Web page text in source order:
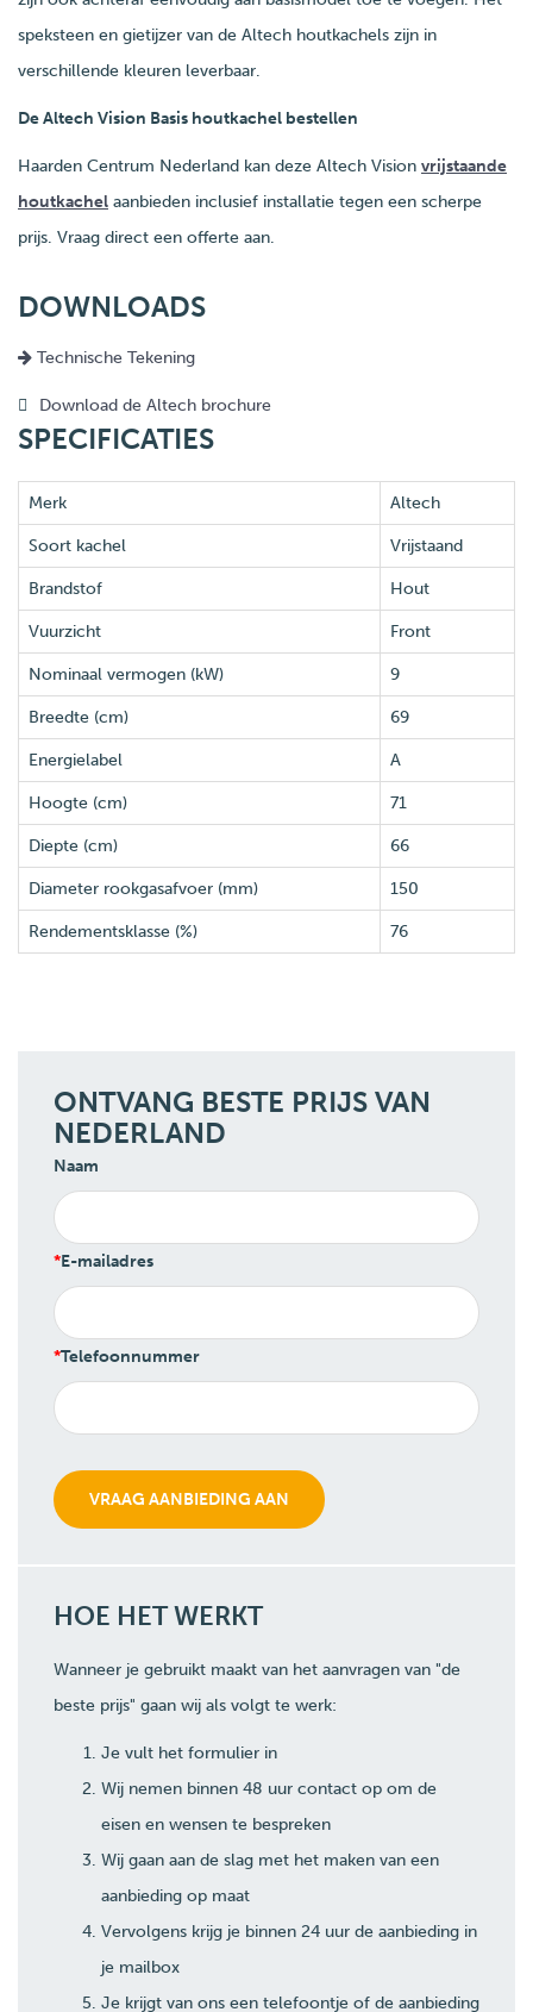
speksteen en gietijzer van de Altech houtkachels zijn in
verschillende kleuren leverbaar.
De Altech Vision Basis houtkachel bestellen
Haarden Centrum Nederland kan deze Altech Vision vrijstaande
houtkachel aanbieden inclusief installatie tegen een scherpe
prijs. Vraag direct een offerte aan.
DOWNLOADS
Technische Tekening
Download de Altech brochure
SPECIFICATIES
Merk Altech
Soort kachel Vrijstaand
Brandstof Hout
Vuurzicht Front
Nominaal vermogen (kW) 9
Breedte (cm) 69
Energielabel A
Hoogte (cm) 71
Diepte (cm) 66
Diameter rookgasafvoer (mm) 150
Rendementsklasse (%) 76
ONTVANG BESTE PRIJS VAN
NEDERLAND
Naam
E-mailadres
Telefoonnummer
HOE HET WERKT
Wanneer je gebruikt maakt van het aanvragen van "de
beste prijs" gaan wij als volgt te werk:
Je vult het formulier in
Wij nemen binnen 48 uur contact op om de
eisen en wensen te bespreken
Wij gaan aan de slag met het maken van een
aanbieding op maat
Vervolgens krijg je binnen 24 uur de aanbieding in
je mailbox
Je krijgt van ons een telefoontje of de aanbieding